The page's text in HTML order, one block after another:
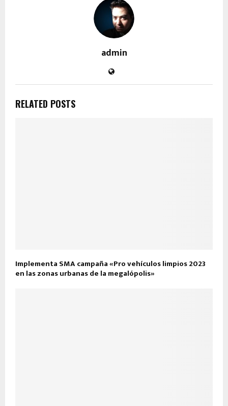
admin
RELATED POSTS
Implementa SMA campaña «Pro vehículos limpios 2023
en las zonas urbanas de la megalópolis»